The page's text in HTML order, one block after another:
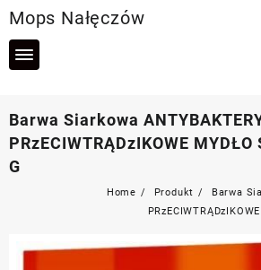
to
content
Mops Nałęczów
Barwa Siarkowa
PRzECIWTRĄDzIKOWE MYDŁO
G
Home Produkt
Barwa